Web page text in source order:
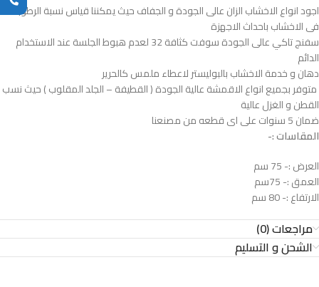
اجود انواع الاخشاب الزان عالى الجودة و الجفاف حيث يمكننا قياس نسبة الرطوبة
فى الاخشاب باحداث الاجهزة
سفنج تاكي عالى الجودة سوفت كثافة 32 لعدم هبوط الجلسة عند الاستخدام
الدائم
دهان و خدمة الاخشاب بالبوليستر لاعطاء ملمس كالحرير
متوفر بجميع انواع الاقمشة عالية الجودة ( القطيفة – الجلد المقلوب ) حيث نسب
القطن و الغزل عالية
ضمان 5 سنوات على اى قطعه من مصنعنا
المقاسات :-
العرض :- 75 سم
العمق :- 75سم
الارتفاع :- 80 سم
مراجعات (0)
الشحن و التسليم